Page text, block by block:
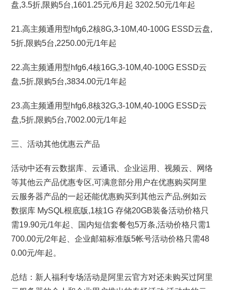
盘,3.5折,限购5台,1601.25元/6月起 3202.50元/1年起
21.高主频通用型hfg6,2核8G,3-10M,40-100G ESSD云盘,
5折,限购5台,2250.00元/1年起
22.高主频通用型hfg6,4核16G,3-10M,40-100G ESSD云
盘,5折,限购5台,3834.00元/1年起
23.高主频通用型hfg6,8核32G,3-10M,40-100G ESSD云
盘,5折,限购5台,7002.00元/1年起
三、活动其他优惠云产品
活动中还有云数据库、云通讯、企业运用、视频云、网络
等其他云产品优惠专区,可满意部分用户在优惠购买阿里
云服务器产品的一起还能优惠购买到其他云产品,例如云
数据库 MySQL根底版,1核1G 存储20GB装备活动价格只
需19.90元/1年起、国内短信套餐包5万条,活动价格只需1
700.00元/2年起、企业邮箱标准版5帐号活动价格只需48
0.00元/年起。
总结：新人福利专场活动是阿里云官方对还未购买过阿里